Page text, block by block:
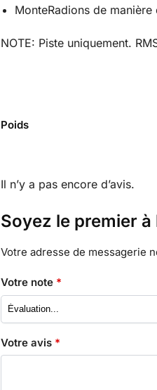
MonteRadions de manière
NOTE: Piste uniquement.
Poids
Il n’y a pas encore d’avis.
Soyez le premier
Votre adresse de messagerie
Votre note *
Votre avis *